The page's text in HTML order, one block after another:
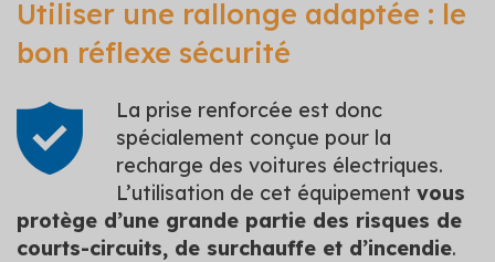
Utiliser une rallonge adaptée : le
bon réflexe sécurité
La prise renforcée est donc
spécialement conçue pour la
recharge des voitures électriques.
L’utilisation de cet équipement vous
protège d’une grande partie des risques de
courts-circuits, de surchauffe et d’incendie.